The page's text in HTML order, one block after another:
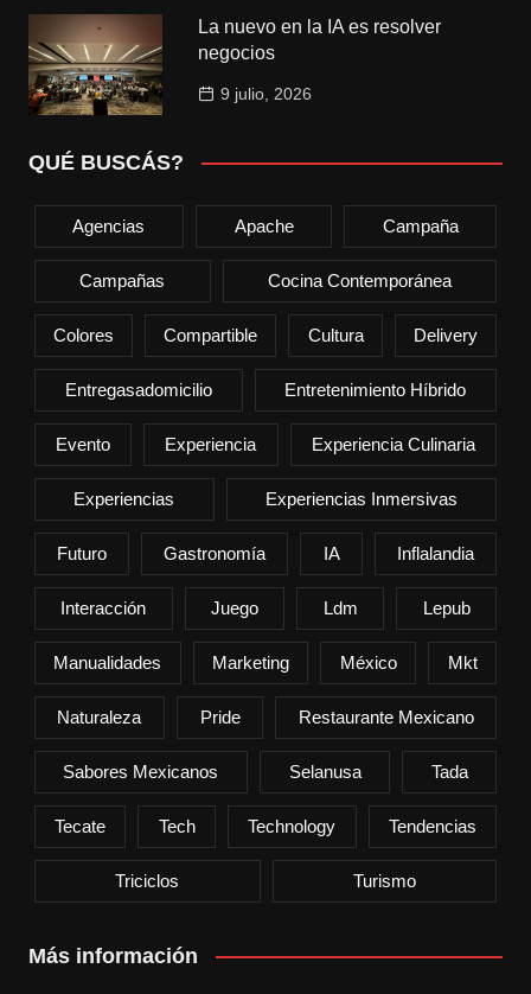
La nuevo en la IA es resolver
negocios
9 julio, 2026
QUÉ BUSCÁS?
Agencias Apache Campaña
Campañas Cocina Contemporánea
Colores Compartible Cultura Delivery
Entregasadomicilio Entretenimiento Híbrido
Evento Experiencia Experiencia Culinaria
Experiencias Experiencias Inmersivas
Futuro Gastronomía IA Inflalandia
Interacción Juego Ldm Lepub
Manualidades Marketing México Mkt
Naturaleza Pride Restaurante Mexicano
Sabores Mexicanos Selanusa Tada
Tecate Tech Technology Tendencias
Triciclos Turismo
Más información